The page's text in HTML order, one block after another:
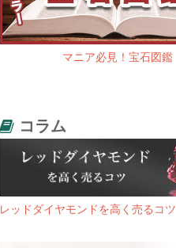
マニア必見！宝石図鑑
コラム
レッドダイヤモンドを高く売るコツ